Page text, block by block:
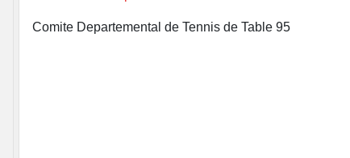
Comite Departemental de Tennis de Table 95